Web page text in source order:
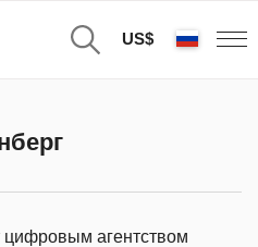
US$
агентством